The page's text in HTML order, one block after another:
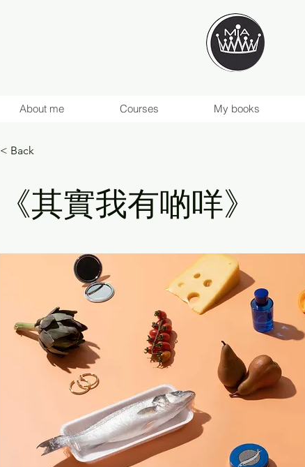
About me Courses My books
< Back
《其實我有啲咩》